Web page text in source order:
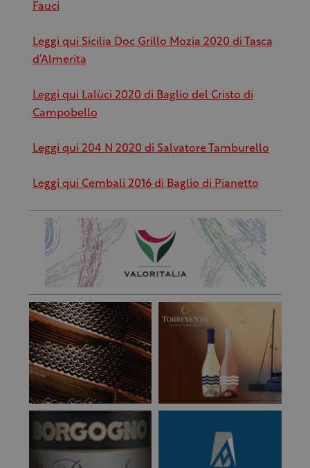
Fauci
Leggi qui Sicilia Doc Grillo Mozia 2020 di Tasca
d’Almerita
Leggi qui Lalùci 2020 di Baglio del Cristo di
Campobello
Leggi qui 204 N 2020 di Salvatore Tamburello
Leggi qui Cembali 2016 di Baglio di Pianetto